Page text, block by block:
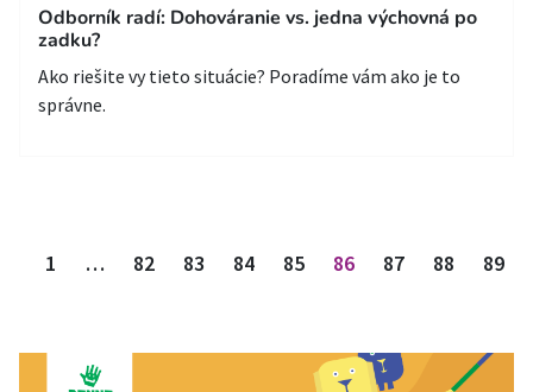
Odborník radí: Dohováranie vs. jedna výchovná po
zadku?
Ako riešite vy tieto situácie? Poradíme vám ako je to
správne.
1 … 82 83 84 85 86 87 88 89